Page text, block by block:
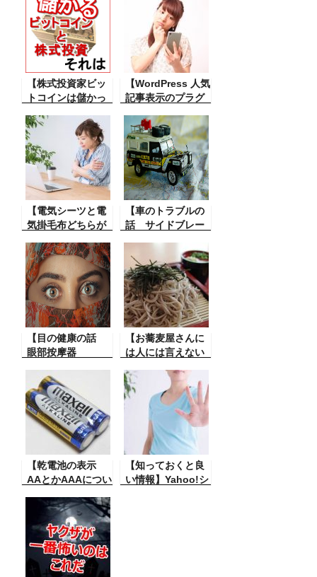
【株式投資家ビッ
トコインは儲かっ
ビットコインでえ
らく裕福になった
方もいるようだ
し、以前知り合い
で株相場で儲かっ
て豪華な生活をし
ている人がいた。
【WordPress 人気
記事表示のプラグ
まった】ブログに
は人気記事の表示
というのが大切で
すがその表示が出
なくなってしまっ
た。そして解決。
【電気シーツと電
気掛毛布どちらが
た】冬は寒いで
す、暖かくして寝
たいです。電気掛
毛布と電気シーツ
はどちらがいいん
だろうか？使って
みた。DB-RM3M-
C
【車のトラブルの
話 サイドブレー
止める時は車のサ
イドブレーキはか
けるそれともかけ
ない？こんなこと
が・・・
【目の健康の話
眼部按摩器
疲れが気になるの
で眼部按摩器 とい
う器具を買ってみ
た。その成果は、
なるほど・・・・
これは良い！お勧
めじゃ。しかし！
【お蕎麦屋さんに
は人には言えない
る・・・】お蕎麦
屋さんで大変なん
ですね、あれだけ
のものです美味し
い味を出さなくて
はいけないのです
から。うるさいそ
ば通が多いですか
【乾電池の表示
AAとかAAAについ
得する情報です。
乾電池の AA とか
AAA などの表示は
何でしょう。それ
はですね・・・・
【知っておくと良
い情報】Yahoo!シ